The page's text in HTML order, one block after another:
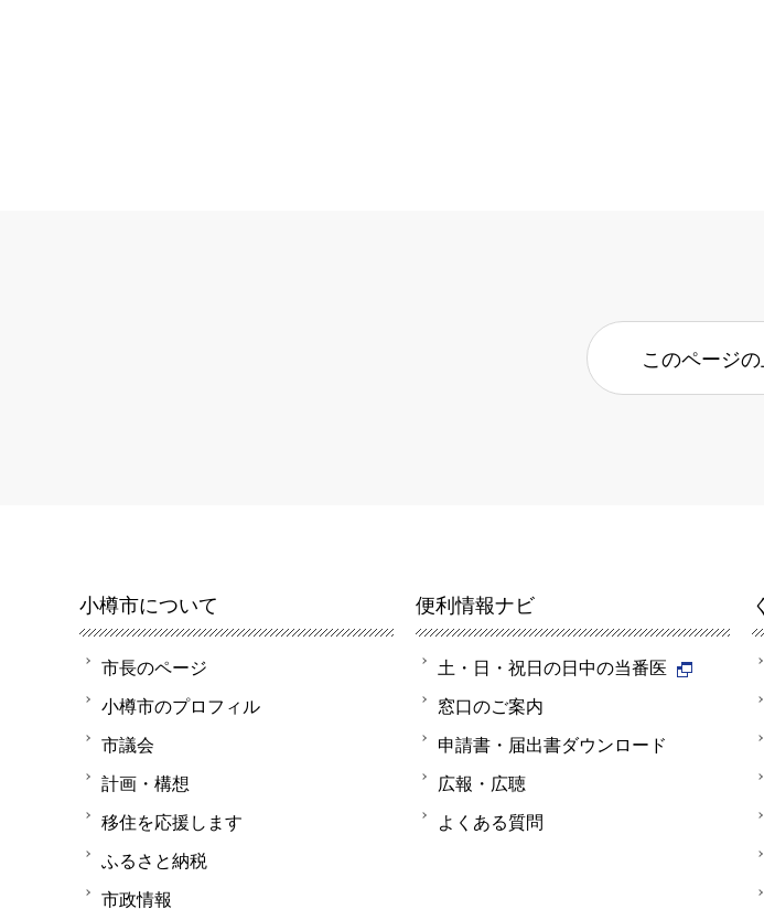
このページ
小樽市について
市長のページ
小樽市のプロフィル
市議会
計画・構想
移住を応援します
ふるさと納税
市政情報
便利情報ナビ
土・日・祝日の日中の当番医
窓口のご案内
申請書・届出書ダウンロード
広報・広聴
よくある質問